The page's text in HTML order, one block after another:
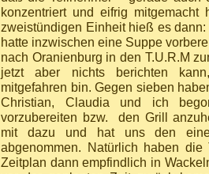
konzentriert und eifrig
zweistündigen Einheit hieß es dann:
hatte inzwischen eine Suppe
nach Oranienburg in den T.U.R.M
jetzt aber nichts berichten
mitgefahren bin. Gegen sieben
Christian, Claudia und ich
vorzubereiten bzw. den Grill
mit dazu und hat uns den
abgenommen. Natürlich haben die
Zeitplan dann empfindlich in